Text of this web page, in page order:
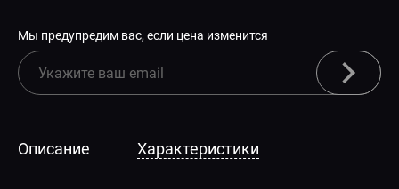
Мы предупредим вас, если цена изменится
Описание Характеристики